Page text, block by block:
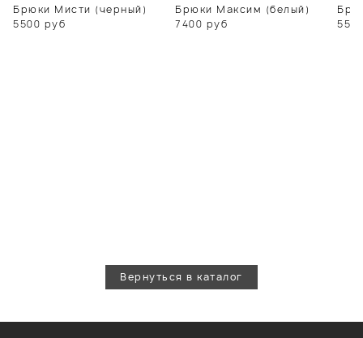
Брюки Мисти (черный)
5500 руб
Брюки Максим (белый)
7400 руб
Вернуться в каталог